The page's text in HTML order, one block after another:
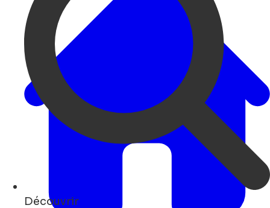
Découvrir